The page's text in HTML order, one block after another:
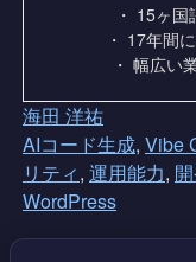
・ 15ヶ
・ 17年間
・ 幅広い
海田 洋祐
AIコード生成, Vibe
リティ, 運用能力,
WordPress